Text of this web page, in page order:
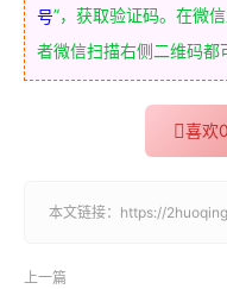
号”，获取验证码。在微
者微信扫描右侧二维码都
喜欢0
本文链接： https://
上一篇